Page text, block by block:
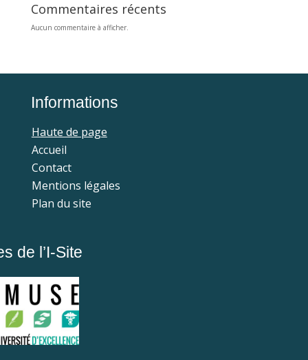
Commentaires récents
Aucun commentaire à afficher.
Informations
Haute de page
Accueil
Contact
Mentions légales
Plan du site
de l’I-Site